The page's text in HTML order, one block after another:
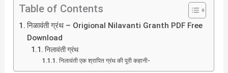
Table of Contents
निळावंती ग्रंथ – Origional Nilavanti Granth PDF Free
Download
निलावंती ग्रंथ
निलावंती एक श्रापित ग्रंथ की पूरी कहानी-